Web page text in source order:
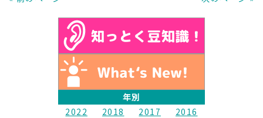
年別
2022
2018 2017
2016